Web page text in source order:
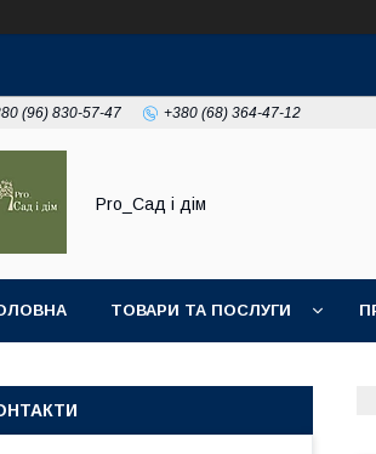
(96) 830-57-47 +380 (68) 364-47-12
Pro_Сад і дім
ТОВАРИ ТА ПОСЛУГИ